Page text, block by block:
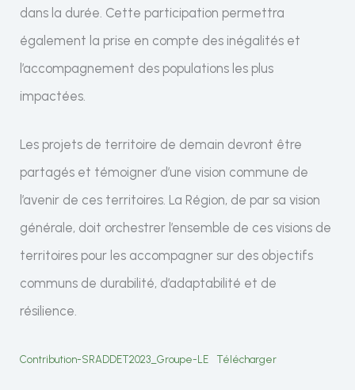
dans la durée. Cette participation permettra
également la prise en compte des inégalités et
l’accompagnement des populations les plus
impactées.
Les projets de territoire de demain devront être
partagés et témoigner d’une vision commune de
l’avenir de ces territoires. La Région, de par sa vision
générale, doit orchestrer l’ensemble de ces visions de
territoires pour les accompagner sur des objectifs
communs de durabilité, d’adaptabilité et de
résilience.
Contribution-SRADDET2023_Groupe-LE Télécharger